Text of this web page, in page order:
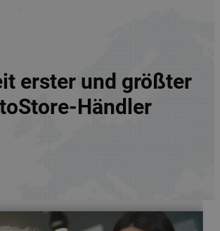
erster und größter
Händler